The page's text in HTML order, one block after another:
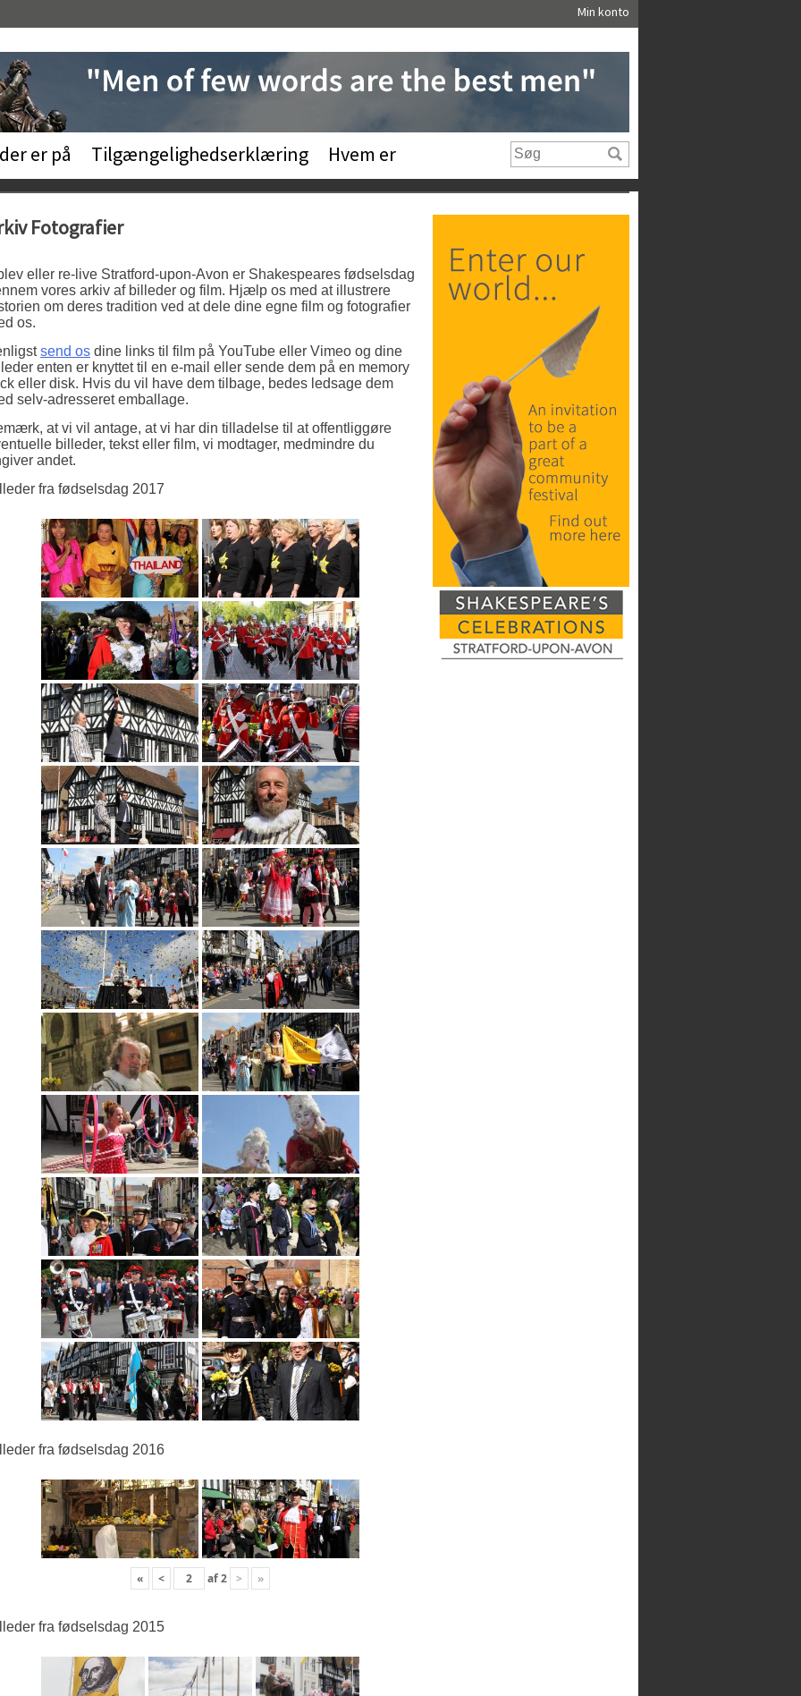
Min konto
er på Tilgængelighedserklæring Hvem er
Fotografier
eller re-live Stratford-upon-Avon er Shakespeares fødselsdag
vores arkiv af billeder og film. Hjælp os med at illustrere
om deres tradition ved at dele dine egne film og fotografier
os.
send os dine links til film på YouTube eller Vimeo og dine
enten er knyttet til en e-mail eller sende dem på en memory
eller disk. Hvis du vil have dem tilbage, bedes ledsage dem
selv-adresseret emballage.
at vi vil antage, at vi har din tilladelse til at offentliggøre
billeder, tekst eller film, vi modtager, medmindre du
andet.
fra fødselsdag 2017
fra fødselsdag 2016
« < af2 > »
fra fødselsdag 2015